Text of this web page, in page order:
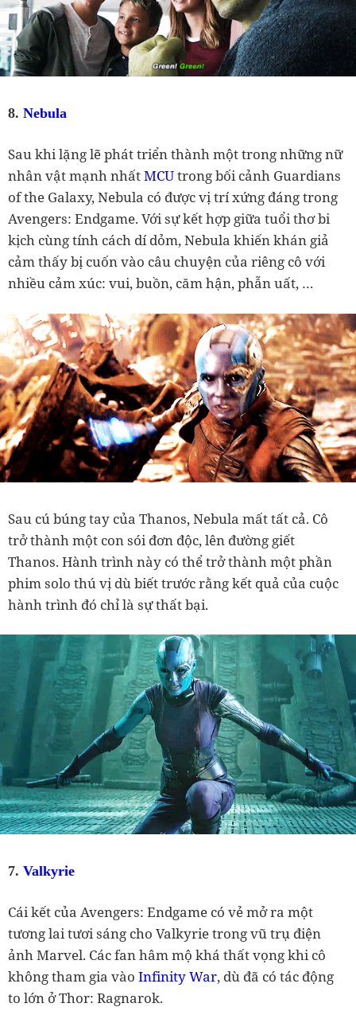
8. Nebula
Sau khi lặng lẽ phát triển thành một trong những nữ
nhân vật mạnh nhấtMCUtrong bối cảnh Guardians
of the Galaxy, Nebula có được vị trí xứng đáng trong
Avengers: Endgame. Với sự kết hợp giữa tuổi thơ bi
kịch cùng tính cách dí dỏm, Nebula khiến khán giả
cảm thấy bị cuốn vào câu chuyện của riêng cô với
nhiều cảm xúc: vui, buồn, căm hận, phẫn uất, …
Sau cú búng tay của Thanos, Nebula mất tất cả. Cô
trở thành một con sói đơn độc, lên đường giết
Thanos. Hành trình này có thể trở thành một phần
phim solo thú vị dù biết trước rằng kết quả của cuộc
hành trình đó chỉ là sự thất bại.
7. Valkyrie
Cái kết của Avengers: Endgame có vẻ mở ra một
tương lai tươi sáng cho Valkyrie trong vũ trụ điện
ảnh Marvel. Các fan hâm mộ khá thất vọng khi cô
không tham gia vào Infinity War, dù đã có tác động
to lớn ở Thor: Ragnarok.